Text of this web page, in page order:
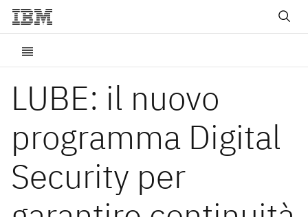
LUBE: il nuovo
programma Digital
Security per